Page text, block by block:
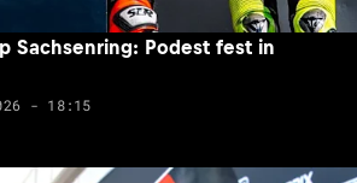
Sachsenring: Podest fest in
- 18:15